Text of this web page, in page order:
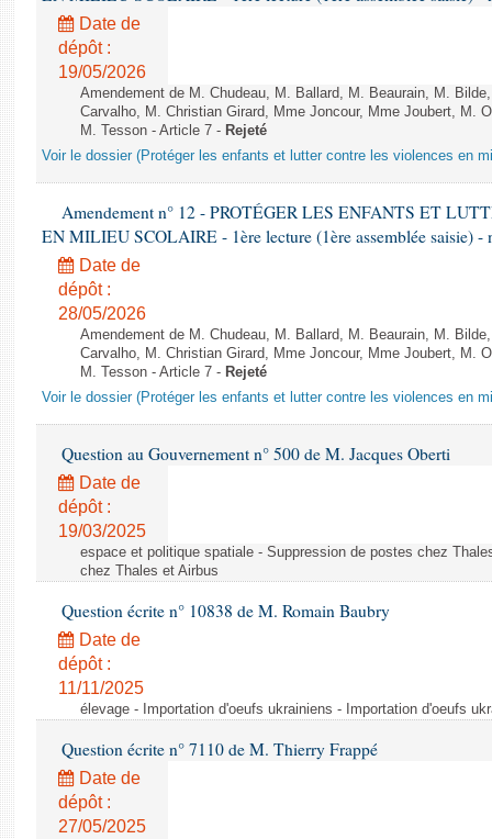
Date de
dépôt :
19/05/2026
Amendement de M. Chudeau, M. Ballard, M. Beaurain, M.
Carvalho, M. Christian Girard, Mme Joncour, Mme Joubert, M.
M. Tesson - Article 7 - Rejeté
Voir le dossier (Protéger les enfants et lutter contre les violences en
Amendement n° 12 - PROTÉGER LES ENFANTS ET
EN MILIEU SCOLAIRE - 1ère lecture (1ère assemblée saisie) -
Date de
dépôt :
28/05/2026
Amendement de M. Chudeau, M. Ballard, M. Beaurain, M.
Carvalho, M. Christian Girard, Mme Joncour, Mme Joubert, M.
M. Tesson - Article 7 - Rejeté
Voir le dossier (Protéger les enfants et lutter contre les violences en
Question au Gouvernement n° 500 de M. Jacques Oberti
Date de
dépôt :
19/03/2025
espace et politique spatiale - Suppression de postes chez
chez Thales et Airbus
Question écrite n° 10838 de M. Romain Baubry
Date de
dépôt :
11/11/2025
élevage - Importation d'oeufs ukrainiens - Importation d'oeufs
Question écrite n° 7110 de M. Thierry Frappé
Date de
dépôt :
27/05/2025